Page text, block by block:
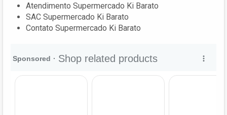
Atendimento Supermercado Ki Barato
SAC Supermercado Ki Barato
Contato Supermercado Ki Barato